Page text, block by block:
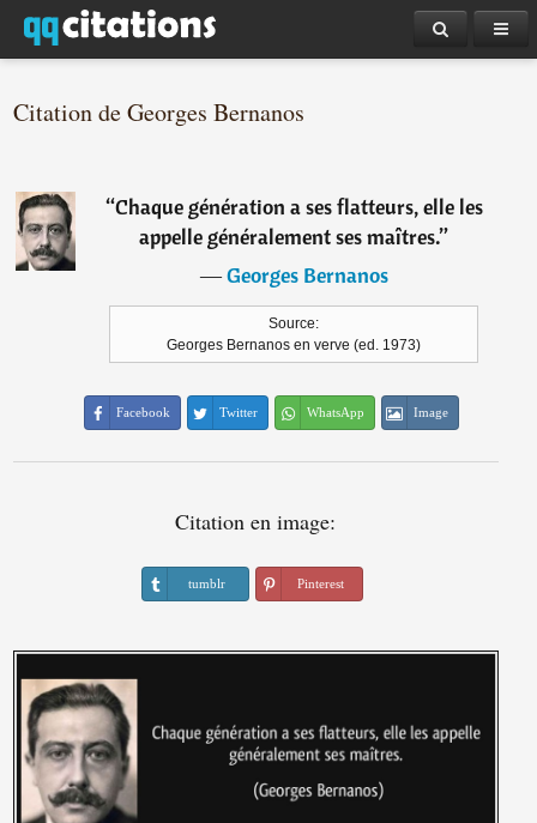
Citation de Georges Bernanos
“Chaque génération a ses flatteurs, elle les
appelle généralement ses maîtres.”
―Georges Bernanos
Source:
Georges Bernanos en verve (ed. 1973)
Facebook Twitter WhatsApp Image
Citation en image:
tumblr Pinterest